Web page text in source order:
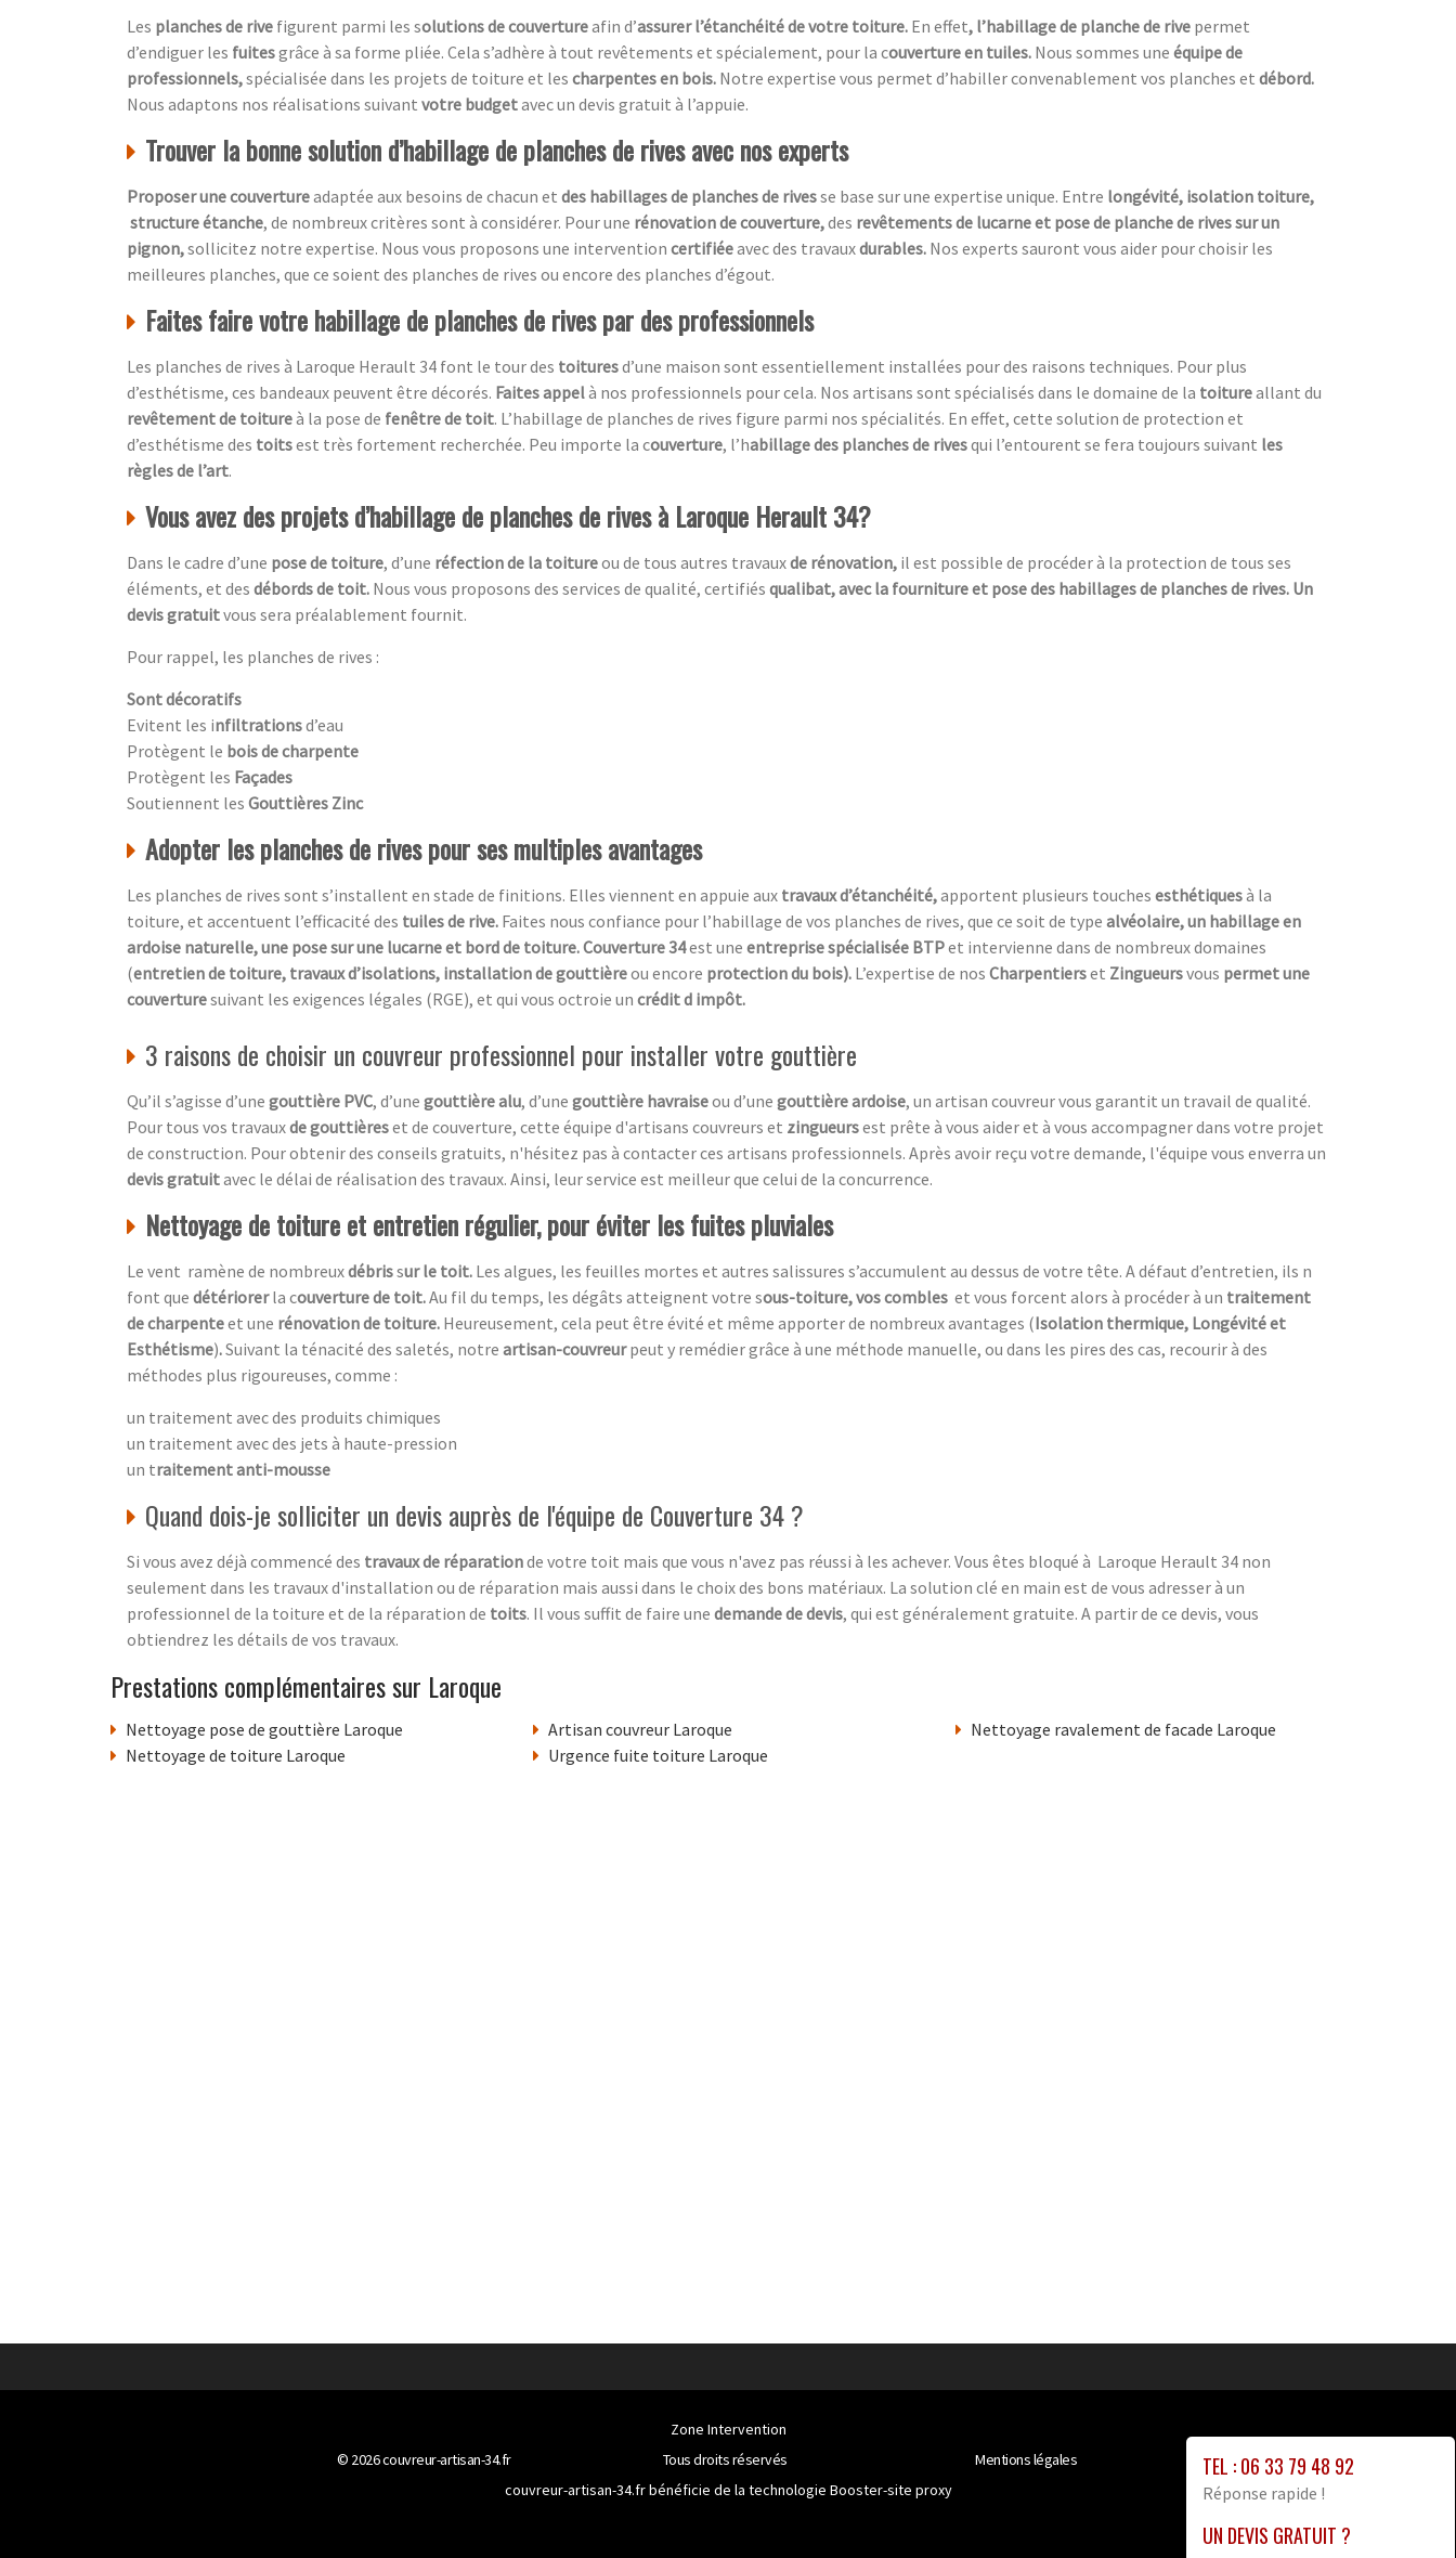
Les planches de rive figurent parmi les solutions de couvertureafin d’assurer l’étanchéité de votre toiture. En effet, l’habillage de planche de rive permet
d’endiguer les fuitesgrâce à sa forme pliée. Cela s’adhère à tout revêtements et spécialement, pour la couverture en tuiles. Nous sommes une équipe de
professionnels,spécialisée dans les projets de toiture et les charpentes en bois. Notre expertise vous permet d’habiller convenablement vos planches et débord.
Nous adaptons nos réalisations suivant votre budgetavec un devis gratuit à l’appuie.
Trouver la bonne solution d’habillage de planches de rives avec nos experts
Proposer une couvertureadaptée aux besoins de chacun et des habillages de planches de rivesse base sur une expertise unique. Entre longévité, isolation toiture,
structure étanche, de nombreux critères sont à considérer. Pour une rénovation de couverture,des revêtements de lucarne et pose de planche de rives sur un
pignon,sollicitez notre expertise. Nous vous proposons une intervention certifiéeavec des travauxdurables. Nos experts sauront vous aider pour choisir les
meilleures planches, que ce soient des planches de rives ou encore des planches d’égout.
Faites faire votre habillage de planches de rives par des professionnels
Les planches de rives à Laroque Herault 34 font le tour des toituresd’une maison sont essentiellement installées pour des raisons techniques. Pour plus
d’esthétisme, ces bandeaux peuvent être décorés. Faites appelà nos professionnels pour cela. Nos artisans sont spécialisés dans le domaine de la toitureallant du
revêtement de toitureà la pose de fenêtre de toit. L’habillage de planches de rives figure parmi nos spécialités. En effet, cette solution de protection et
d’esthétisme des toitsest très fortement recherchée. Peu importe la couverture, l’habillage des planches de rivesqui l’entourent se fera toujours suivant les
règles de l’art.
Vous avez des projets d’habillage de planches de rives à Laroque Herault 34?
Dans le cadre d’une pose de toiture, d’une réfection de la toitureou de tous autres travauxde rénovation, il est possible de procéder à la protection de tous ses
éléments, et des débords de toit. Nous vous proposons des services de qualité, certifiés qualibat, avec la fourniture et pose des habillages de planches de rives. Un
devis gratuitvous sera préalablement fournit.
Pour rappel, les planches de rives :
Sont décoratifs
Evitent les infiltrationsd’eau
Protègent le bois de charpente
Protègent les Façades
Soutiennent les Gouttières Zinc
Adopter les planches de rives pour ses multiples avantages
Les planches de rives sont s’installent en stade de finitions. Elles viennent en appuie aux travaux d’étanchéité,apportent plusieurs touches esthétiquesà la
toiture, et accentuent l’efficacité des tuiles de rive. Faites nous confiance pour l’habillage de vos planches de rives, que ce soit de type alvéolaire, un habillage en
ardoise naturelle, une pose sur une lucarne et bord de toiture. Couverture 34est une entreprise spécialisée BTPet intervienne dans de nombreux domaines
(entretien de toiture, travaux d’isolations, installation de gouttièreou encore protection du bois). L’expertise de nos Charpentierset Zingueursvous permet une
couverturesuivant les exigences légales (RGE), et qui vous octroie un crédit d impôt.
3 raisons de choisir un couvreur professionnel pour installer votre gouttière
Qu’il s’agisse d’une gouttière PVC, d’une gouttière alu, d’une gouttière havraiseou d’une gouttière ardoise, un artisan couvreur vous garantit un travail de qualité.
Pour tous vos travauxde gouttièreset de couverture, cette équipe d'artisans couvreurs et zingueursest prête à vous aider et à vous accompagner dans votre projet
de construction. Pour obtenir des conseils gratuits, n'hésitez pas à contacter ces artisans professionnels. Après avoir reçu votre demande, l'équipe vous enverra un
devis gratuitavec le délai de réalisation des travaux. Ainsi, leur service est meilleur que celui de la concurrence.
Nettoyage de toiture et entretien régulier, pour éviter les fuites pluviales
Le vent ramène de nombreuxdébrissur le toit. Les algues, les feuilles mortes et autres salissures s’accumulent au dessus de votre tête. A défaut d’entretien, ils n
font que détériorerla couverture de toit.Au fil du temps, les dégâts atteignent votre sous-toiture, vos combles et vous forcent alors à procéder à un traitement
de charpenteet une rénovation de toiture. Heureusement, cela peut être évité et même apporter de nombreux avantages (Isolation thermique, Longévité et
Esthétisme).Suivant la ténacité des saletés, notre artisan-couvreurpeut y remédier grâce à une méthode manuelle, ou dans les pires des cas, recourir à des
méthodes plus rigoureuses, comme :
un traitement avec des produits chimiques
un traitement avec des jets à haute-pression
un traitement anti-mousse
Quand dois-je solliciter un devis auprès de l'équipe de Couverture 34 ?
Si vous avez déjà commencé des travaux de réparationde votre toit mais que vous n'avez pas réussi à les achever. Vous êtes bloqué à Laroque Herault 34 non
seulement dans les travaux d'installation ou de réparation mais aussi dans le choix des bons matériaux. La solution clé en main est de vous adresser à un
professionnel de la toiture et de la réparation de toits. Il vous suffit de faire une demande de devis, qui est généralement gratuite. A partir de ce devis, vous
obtiendrez les détails de vos travaux.
Prestations complémentaires sur Laroque
Nettoyage pose de gouttière Laroque
Nettoyage de toiture Laroque
Artisan couvreur Laroque
Urgence fuite toiture Laroque
Nettoyage ravalement de facade Laroque
TEL : 06 33 79 48 92
Réponse rapide !
UN DEVIS GRATUIT ?
Zone Intervention
© 2026couvreur-artisan-34.fr Tous droits réservés
Mentions légales
couvreur-artisan-34.fr bénéficie de la technologie Booster-site proxy